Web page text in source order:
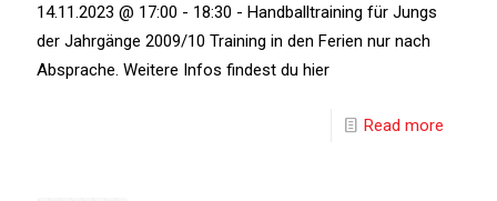
14.11.2023 @ 17:00 - 18:30 - Handballtraining für Jungs
der Jahrgänge 2009/10 Training in den Ferien nur nach
Absprache. Weitere Infos findest du hier
Read more